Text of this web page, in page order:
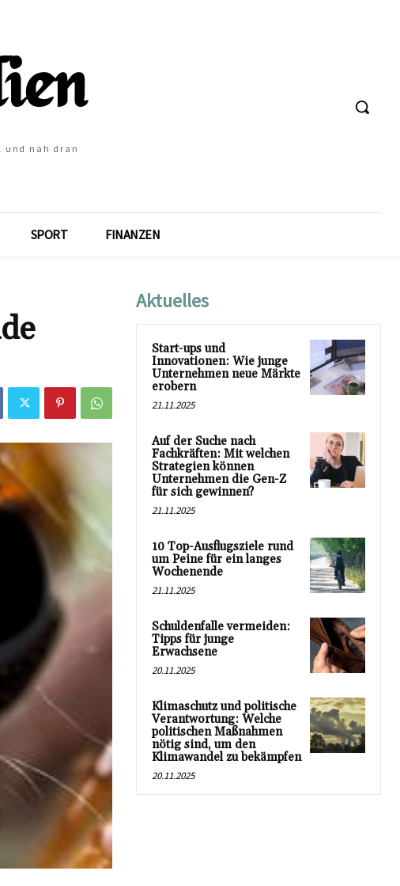
und nah dran
SPORT FINANZEN
Aktuelles
Start-ups und
Innovationen: Wie junge
Unternehmen neue Märkte
erobern
21.11.2025
Auf der Suche nach
Fachkräften: Mit welchen
Strategien können
Unternehmen die Gen-Z
für sich gewinnen?
21.11.2025
10 Top-Ausflugsziele rund
um Peine für ein langes
Wochenende
21.11.2025
Schuldenfalle vermeiden:
Tipps für junge
Erwachsene
20.11.2025
Klimaschutz und politische
Verantwortung: Welche
politischen Maßnahmen
nötig sind, um den
Klimawandel zu bekämpfen
20.11.2025